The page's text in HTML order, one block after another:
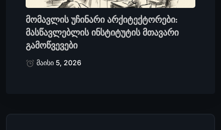
მომავლის უჩინარი არქიტექტორები:
მასწავლებლის ინსტიტუტის მთავარი
გამოწვევები
მაისი 5, 2026